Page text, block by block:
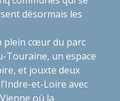
désormais les
plein cœur du parc
Touraine, un espace
et jouxte deux
et-Loire avec
où la